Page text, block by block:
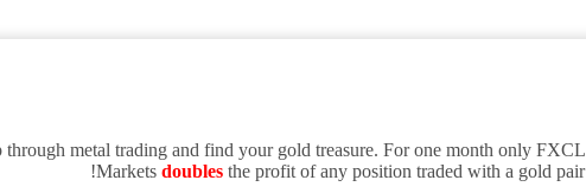
through metal trading and find your gold treasure. For one month only FXCL
Markets doubles the profit of any position traded with a gold pair!